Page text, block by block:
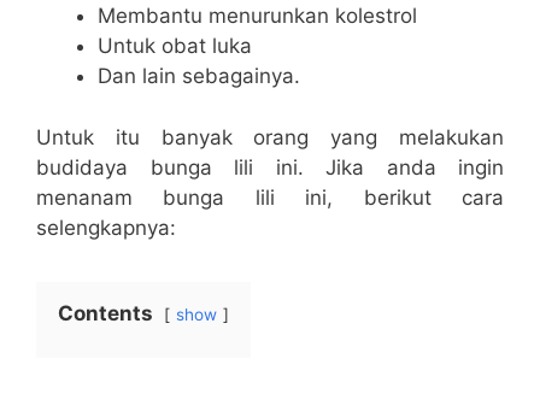
Membantu menurunkan kolestrol
Untuk obat luka
Dan lain sebagainya.
Untuk itu banyak orang yang melakukan
budidaya bunga lili ini. Jika anda ingin
menanam bunga lili ini, berikut cara
selengkapnya:
Contents show